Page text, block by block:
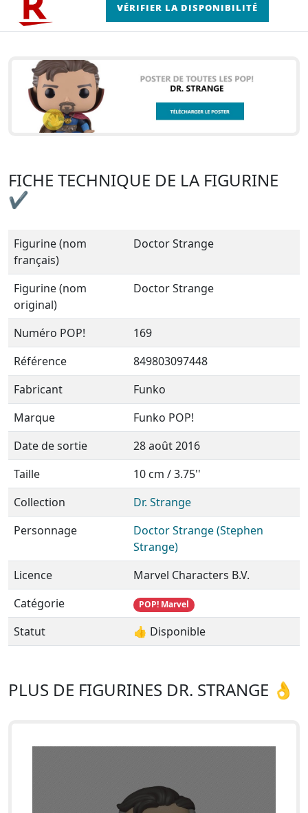
VÉRIFIER LA DISPONIBILITÉ
FICHE TECHNIQUE DE LA FIGURINE
✔
Figurine (nom
français)
Doctor Strange
Figurine (nom
original)
Doctor Strange
Numéro POP!
169
Référence
849803097448
Fabricant
Funko
Marque
Funko POP!
Date de sortie
28 août 2016
Taille
10 cm / 3.75''
Collection
Dr. Strange
Personnage
Doctor Strange (Stephen
Strange)
Licence
Marvel Characters B.V.
Catégorie
POP! Marvel
Statut 👍 Disponible
PLUS DE FIGURINES DR. STRANGE 👌